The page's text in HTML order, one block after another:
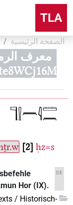
TLA
الصفحة الرئيسية
معرف
2 ḥz=s
DE
Hor (IX).
/ Historisch-